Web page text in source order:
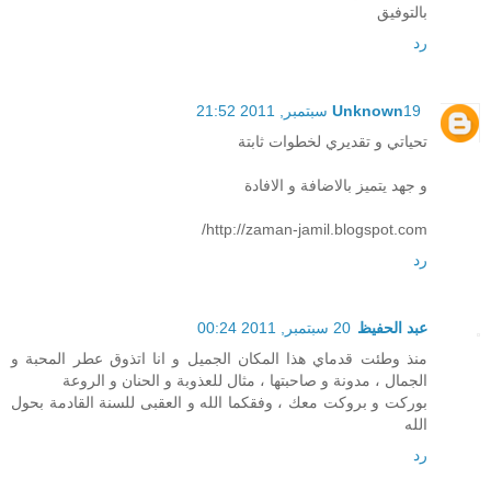
بالتوفيق
رد
Unknown19 سبتمبر, 2011 21:52
تحياتي و تقديري لخطوات ثابتة
و جهد يتميز بالاضافة و الافادة
http://zaman-jamil.blogspot.com/
رد
عبد الحفيظ 20 سبتمبر, 2011 00:24
منذ وطئت قدماي هذا المكان الجميل و انا اتذوق عطر المحبة و
الجمال ، مدونة و صاحبتها ، مثال للعذوبة و الحنان و الروعة
بوركت و بروكت معك ، وفقكما الله و العقبى للسنة القادمة بحول
الله
رد